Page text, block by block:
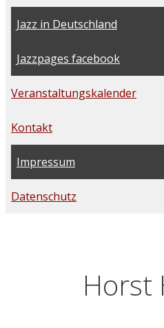
Jazz in Deutschland
Jazzpages facebook
Veranstaltungskalender
Kontakt
Impressum
Datenschutz
Horst